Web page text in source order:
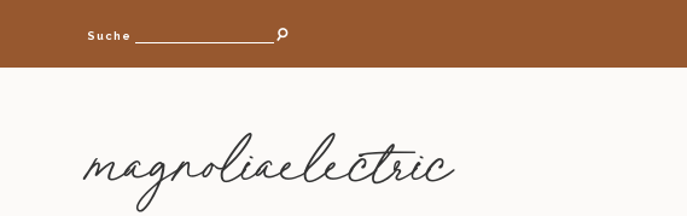
Suche
magnoliaelectric